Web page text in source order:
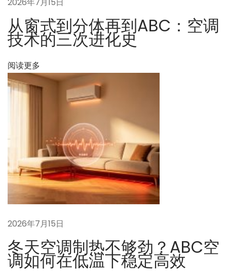
后
中
国
制
下
个
壁
垒
什
么
？
2026年7月15日
从窗式到分体再到ABC：空调
技术的三次进化史
阅读更多
2026年7月15日
冬天空调制热不够劲？ABC空
调如何在低温下稳定高效